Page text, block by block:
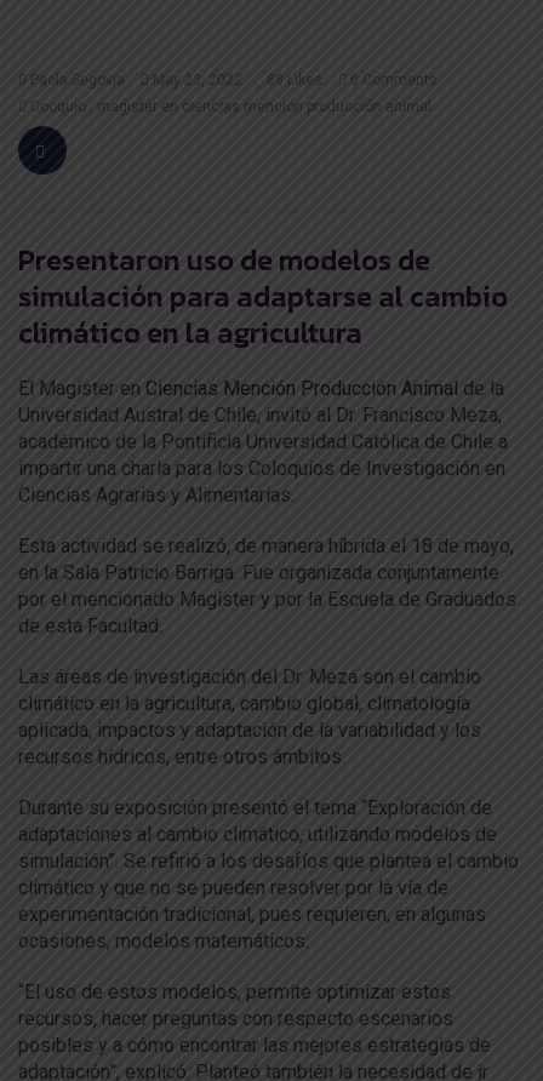
Paola Segovia May 23, 2022 88 Likes
0 Comments
Cooquio
magister en ciencias mención producción animal
Presentaron uso de modelos de
simulación para adaptarse al cambio
climático en la agricultura
El Magíster en Ciencias Mención Producción Animal de la
Universidad Austral de Chile, invitó al Dr. Francisco Meza,
académico de la Pontificia Universidad Católica de Chile a
impartir una charla para los Coloquios de Investigación en
Ciencias Agrarias y Alimentarias.
Esta actividad se realizó, de manera híbrida el 18 de mayo,
en la Sala Patricio Barriga. Fue organizada conjuntamente
por el mencionado Magíster y por la Escuela de Graduados
de esta Facultad.
Las áreas de investigación del Dr. Meza son el cambio
climático en la agricultura, cambio global, climatología
aplicada, impactos y adaptación de la variabilidad y los
recursos hídricos, entre otros ámbitos.
Durante su exposición presentó el tema “Exploración de
adaptaciones al cambio climático, utilizando modelos de
simulación”. Se refirió a los desafíos que plantea el cambio
climático y que no se pueden resolver por la vía de
experimentación tradicional, pues requieren, en algunas
ocasiones, modelos matemáticos.
“El uso de estos modelos, permite optimizar estos
recursos, hacer preguntas con respecto escenarios
posibles y a cómo encontrar las mejores estrategias de
adaptación”, explicó. Planteó también la necesidad de ir